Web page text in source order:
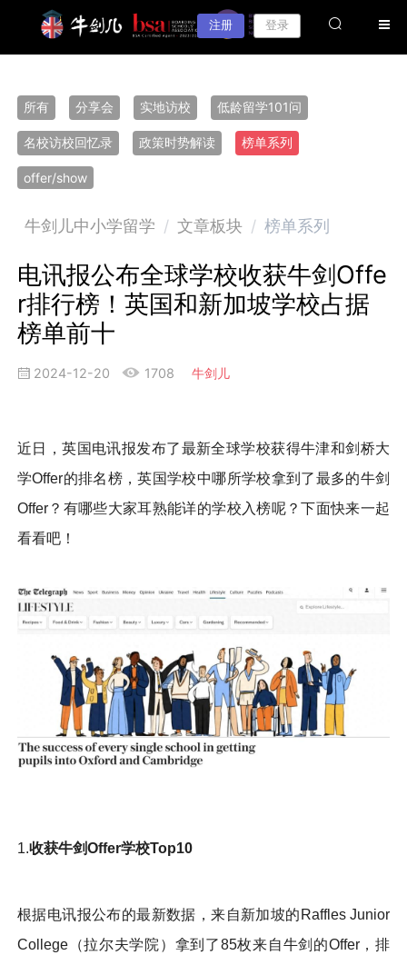
注册 登录
所有 分享会 实地访校 低龄留学101问
名校访校回忆录 政策时势解读 榜单系列
offer/show
牛剑儿中小学留学 / 文章板块 / 榜单系列
电讯报公布全球学校收获牛剑Offe
r排行榜！英国和新加坡学校占据
榜单前十
2024-12-20 1708 牛剑儿
近日，英国电讯报发布了最新全球学校获得牛津和剑桥大
学Offer的排名榜，英国学校中哪所学校拿到了最多的牛剑
Offer？有哪些大家耳熟能详的学校入榜呢？下面快来一起
看看吧！
1.收获牛剑Offer学校Top10
根据电讯报公布的最新数据，来自新加坡的Raffles Junior
College（拉尔夫学院）拿到了85枚来自牛剑的Offer，排